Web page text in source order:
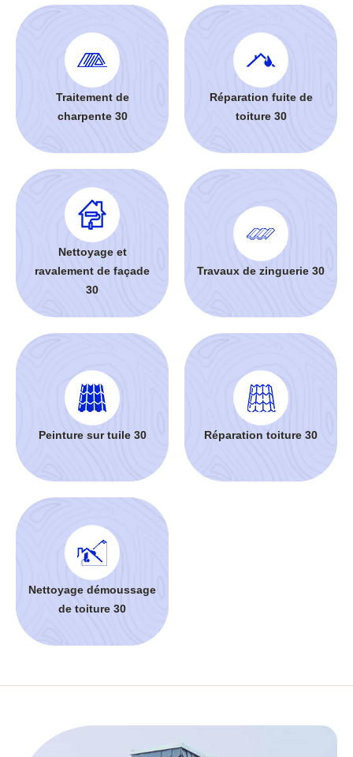
Traitement de
charpente 30
Réparation fuite de
toiture 30
Nettoyage et
ravalement de façade
30
Travaux de zinguerie 30
Peinture sur tuile 30 Réparation toiture 30
Nettoyage démoussage
de toiture 30